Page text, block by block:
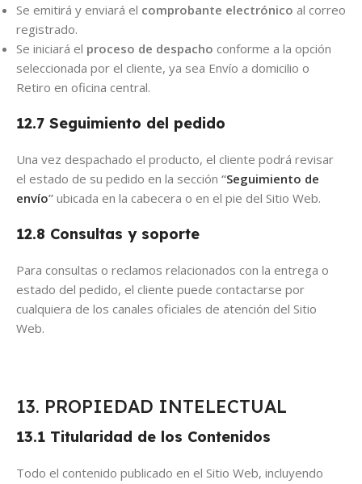
Se emitirá y enviará el comprobante electrónico al correo
registrado.
Se iniciará el proceso de despacho conforme a la opción
seleccionada por el cliente, ya sea Envío a domicilio o
Retiro en oficina central.
12.7 Seguimiento del pedido
Una vez despachado el producto, el cliente podrá revisar
el estado de su pedido en la sección “Seguimiento de
envío” ubicada en la cabecera o en el pie del Sitio Web.
12.8 Consultas y soporte
Para consultas o reclamos relacionados con la entrega o
estado del pedido, el cliente puede contactarse por
cualquiera de los canales oficiales de atención del Sitio
Web.
13. PROPIEDAD INTELECTUAL
13.1 Titularidad de los Contenidos
Todo el contenido publicado en el Sitio Web, incluyendo